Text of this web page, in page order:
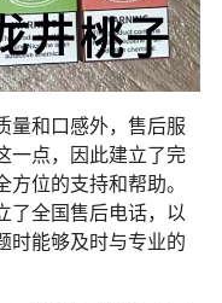
量和口感外，售后服
一点，因此建立了完
位的支持和帮助。
了全国售后电话，以
时能够及时与专业的